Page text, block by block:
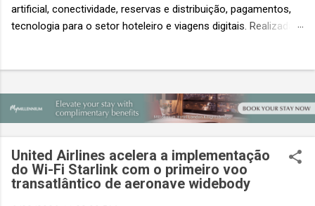
artificial, conectividade, reservas e distribuição, pagamentos,
tecnologia para o setor hoteleiro e viagens digitais. Realizada
podem acessar os três eventos simultâneos A Travel Tech
Asia 2026 retorna de 21 a 23 de outubro de 2026 no Sands
compradores para explorar as inovações que moldam o futuro
das viagens. O evento também contará com a presença de
importantes nomes do setor e debates sobre as principais
United Airlines acelera a implementação
do Wi-Fi Starlink com o primeiro voo
transatlântico de aeronave widebody